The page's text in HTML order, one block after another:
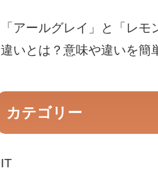
「アールグレイ」と「レモ
違いとは？意味や違いを簡
カテゴリー
IT